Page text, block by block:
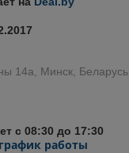
14а, Минск, Беларусь
с 08:30 до 17:30
работы